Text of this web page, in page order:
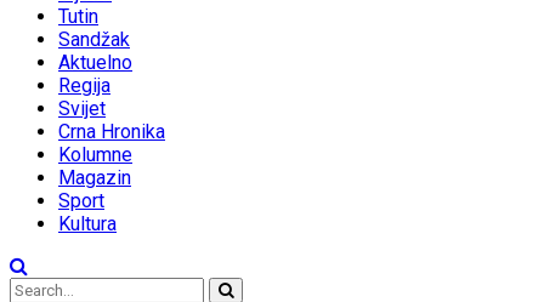
Tutin
Sandžak
Aktuelno
Regija
Svijet
Crna Hronika
Kolumne
Magazin
Sport
Kultura